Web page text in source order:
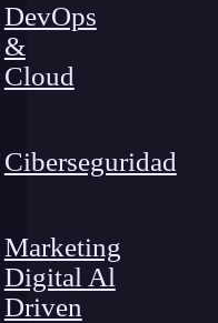
DevOps
&
Cloud
Ciberseguridad
Marketing
Digital Al
Driven